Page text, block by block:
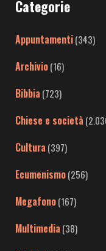
Categorie
Appuntamenti(343)
Archivio(16)
Bibbia (723)
Chiese e società
Cultura (397)
Ecumenismo(256)
Megafono(167)
Multimedia (38)